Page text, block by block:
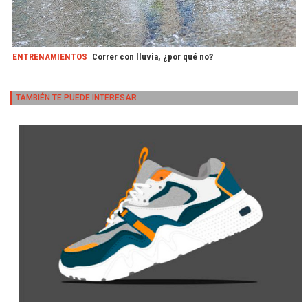
ENTRENAMIENTOS Correr con lluvia, ¿por qué no?
TAMBIÉN TE PUEDE INTERESAR